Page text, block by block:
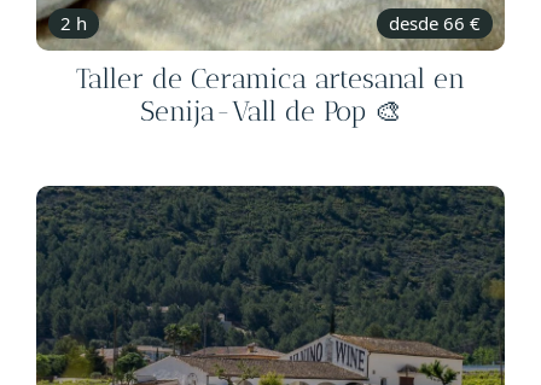
2 h desde 66 €
Taller de Ceramica artesanal en
Senija-Vall de Pop 🎨